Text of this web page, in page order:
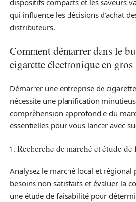
dispositifs compacts et les saveurs
qui influence les décisions d’achat
distributeurs.
Comment démarrer dans le
cigarette électronique en gros
Démarrer une entreprise de
nécessite une planification
compréhension approfondie du
essentielles pour vous lancer avec
Recherche de marché et étude
Analysez le marché local et régional
besoins non satisfaits et évaluer la
une étude de faisabilité pour